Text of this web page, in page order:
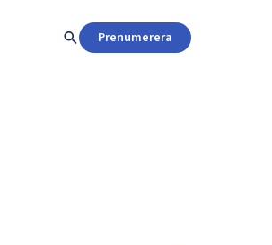
search
Prenumerera